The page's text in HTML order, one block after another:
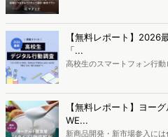
がページには流入しない）
か、また、要因を理解した
制作するにはどうするべき
疑問をお抱えのSEO・Web
容となっています。※本レ
【無料レポート】2026
「...
高校生のスマートフォン行
最新の若年層（高校生）に
ち、スマートフォンを取り
により高校生のデジタルライ
す。※資料は記事内の入力フ
【無料レポート】ヨー
WE...
新商品開発・新市場参入に